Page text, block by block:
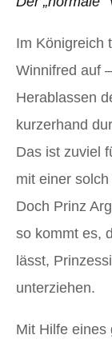
Im Königreich
Winnifred auf
Herablassen
kurzerhand
Das ist zuviel
mit einer
Doch Prinz
so kommt es,
lässt,
unterziehen.
Mit Hilfe eines